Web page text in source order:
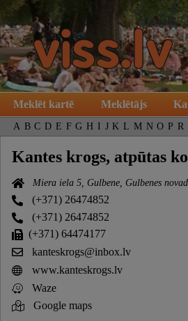
Meklēt kartē Meklētājs
A B C D E F G H I J K L M N O P R
Kantes krogs, atpūtas
Miera iela 5, Gulbene, Gulbenes
(+371) 26474852
(+371) 26474852
(+371) 64474177
kanteskrogs@inbox.lv
www.kanteskrogs.lv
Waze
Google maps